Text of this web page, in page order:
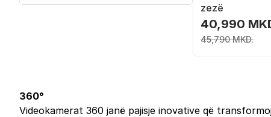
zezë
40,990
45,790 MKD.
360°
Videokamerat 360 janë pajisje inovative që